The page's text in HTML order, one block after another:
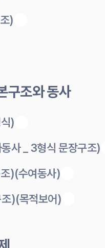
)
구조와 동사
)
사 _ 3형식 문장구조)
)(수여동사)
)(목적보어)